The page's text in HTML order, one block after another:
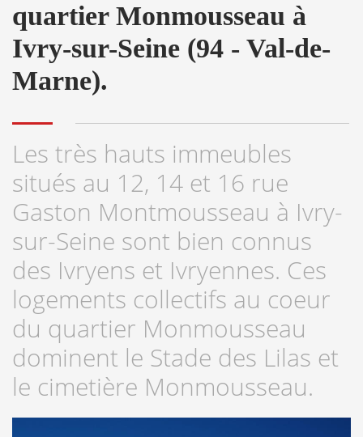
quartier Monmousseau à
Ivry-sur-Seine (94 - Val-de-
Marne).
Les très hauts immeubles
situés au 12, 14 et 16 rue
Gaston Montmousseau à Ivry-
sur-Seine sont bien connus
des Ivryens et Ivryennes. Ces
logements collectifs au coeur
du quartier Monmousseau
dominent le Stade des Lilas et
le cimetière Monmousseau.